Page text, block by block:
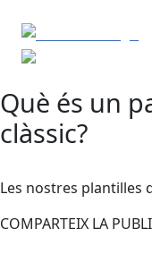
Què és un
clàssic?
Les nostres plantilles
COMPARTEIX LA